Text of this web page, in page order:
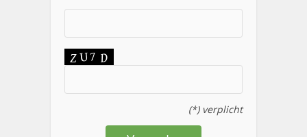
(*) verplicht